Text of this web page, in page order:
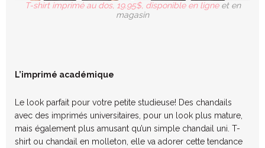
T-shirt imprimé au dos, 19.95$, disponible en ligneet en
magasin
L’imprimé académique
Le look parfait pour votre petite studieuse! Des chandails
avec des imprimés universitaires, pour un look plus mature,
mais également plus amusant qu’un simple chandail uni. T-
shirt ou chandail en molleton, elle va adorer cette tendance